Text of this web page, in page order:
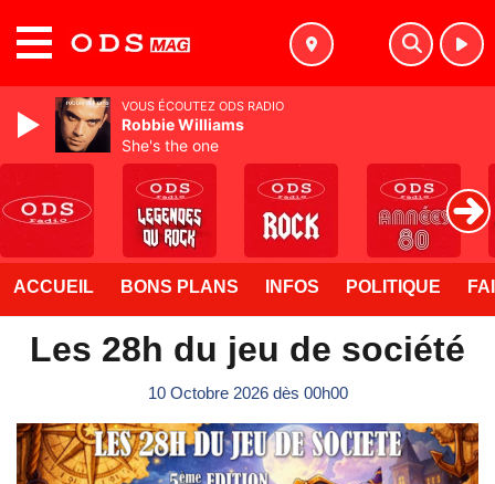
ACCUEIL BONS PLANS INFOS POLITIQUE
Les 28h du jeu de société
10 Octobre 2026 dès 00h00
VOUS ÉCOUTEZ ODS RADIO
Robbie Williams
She's the one